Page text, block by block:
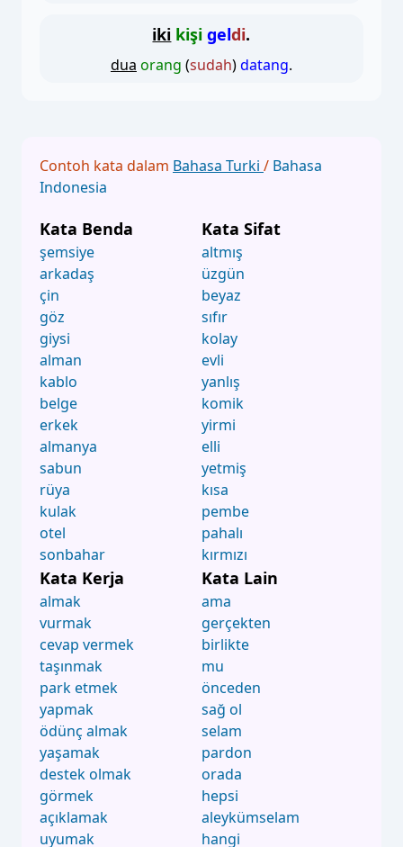
iki kişi geldi.
dua orang (sudah)datang.
Contoh kata dalam Bahasa Turki / Bahasa
Indonesia
Kata Benda
şemsiye
arkadaş
çin
göz
giysi
alman
kablo
belge
erkek
almanya
sabun
rüya
kulak
otel
sonbahar
Kata Sifat
altmış
üzgün
beyaz
sıfır
kolay
evli
yanlış
komik
yirmi
elli
yetmiş
kısa
pembe
pahalı
kırmızı
Kata Kerja
almak
vurmak
cevap vermek
taşınmak
park etmek
yapmak
ödünç almak
yaşamak
destek olmak
görmek
açıklamak
uyumak
Kata Lain
ama
gerçekten
birlikte
mu
önceden
sağ ol
selam
pardon
orada
hepsi
aleykümselam
hangi